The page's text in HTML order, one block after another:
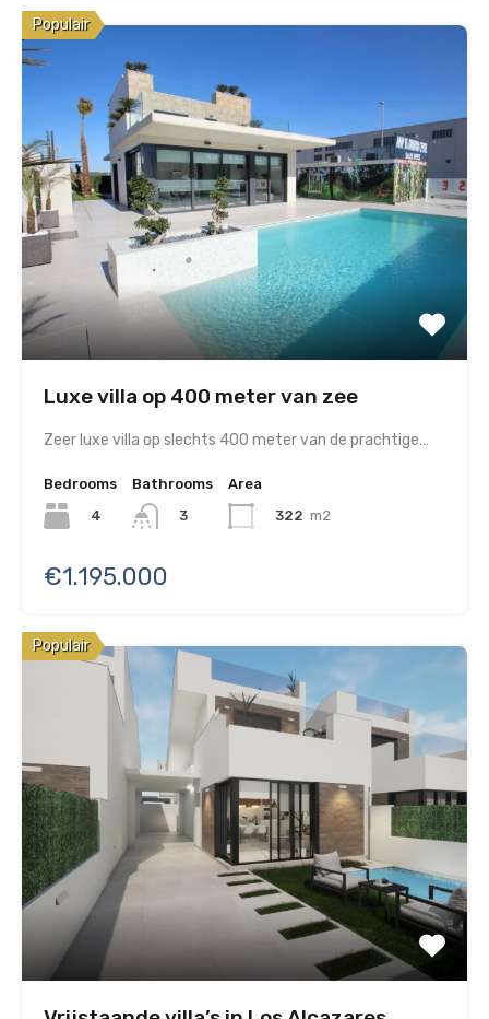
Populair
Luxe villa op 400 meter van zee
Zeer luxe villa op slechts 400 meter van de prachtige…
Bedrooms
4
Bathrooms
3
Area
322 m2
€1.195.000
Populair